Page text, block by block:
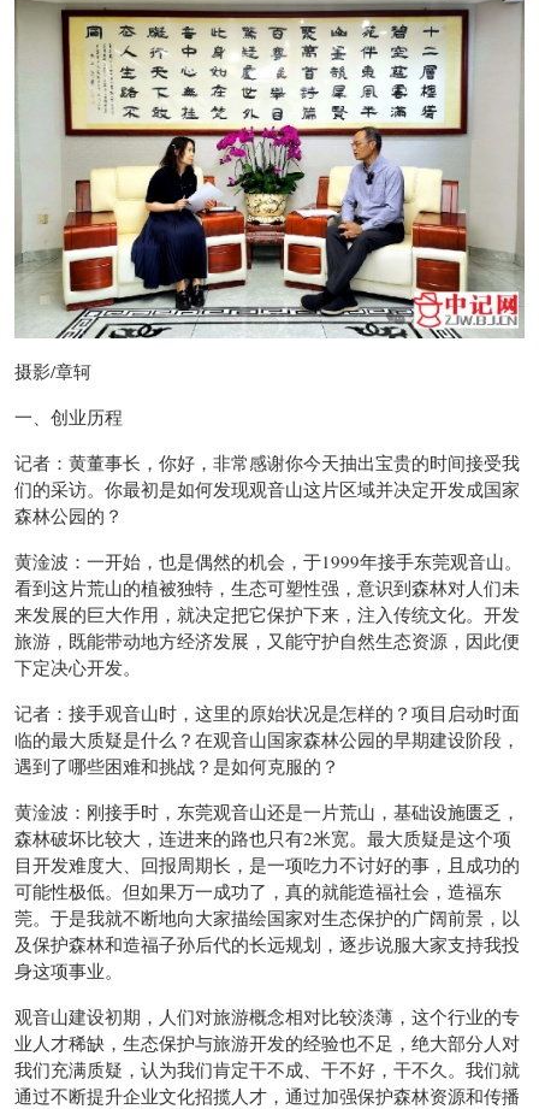
摄影/章轲
一、创业历程
记者：黄董事长，你好，非常感谢你今天抽出宝贵的时间接受我
们的采访。你最初是如何发现观音山这片区域并决定开发成国家
森林公园的？
黄淦波：一开始，也是偶然的机会，于1999年接手东莞观音山。
看到这片荒山的植被独特，生态可塑性强，意识到森林对人们未
来发展的巨大作用，就决定把它保护下来，注入传统文化。开发
旅游，既能带动地方经济发展，又能守护自然生态资源，因此便
下定决心开发。
记者：接手观音山时，这里的原始状况是怎样的？项目启动时面
临的最大质疑是什么？在观音山国家森林公园的早期建设阶段，
遇到了哪些困难和挑战？是如何克服的？
黄淦波：刚接手时，东莞观音山还是一片荒山，基础设施匮乏，
森林破坏比较大，连进来的路也只有2米宽。最大质疑是这个项
目开发难度大、回报周期长，是一项吃力不讨好的事，且成功的
可能性极低。但如果万一成功了，真的就能造福社会，造福东
莞。于是我就不断地向大家描绘国家对生态保护的广阔前景，以
及保护森林和造福子孙后代的长远规划，逐步说服大家支持我投
身这项事业。
观音山建设初期，人们对旅游概念相对比较淡薄，这个行业的专
业人才稀缺，生态保护与旅游开发的经验也不足，绝大部分人对
我们充满质疑，认为我们肯定干不成、干不好，干不久。我们就
通过不断提升企业文化招揽人才，通过加强保护森林资源和传播